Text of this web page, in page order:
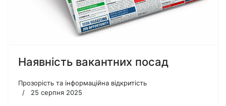
Наявність вакантних посад
Прозорість та інформаційна відкритість
25 серпня 2025